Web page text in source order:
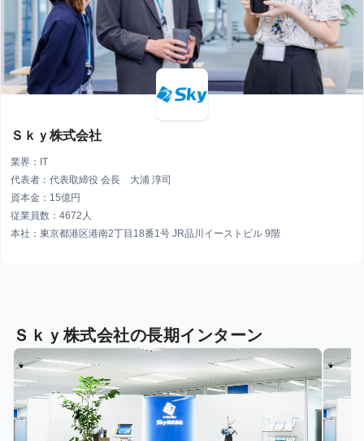
Ｓｋｙ株式会社
業界：IT
代表者：代表取締役 会長 大浦 淳司
資本金：15億円
従業員数：4672人
本社：東京都港区港南2丁目18番1号 JR品川イーストビル 9階
Ｓｋｙ株式会社の長期インターン